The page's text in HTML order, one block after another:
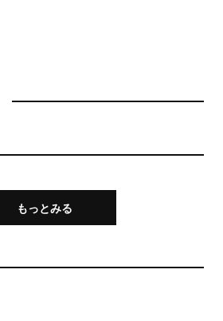
もっとみる